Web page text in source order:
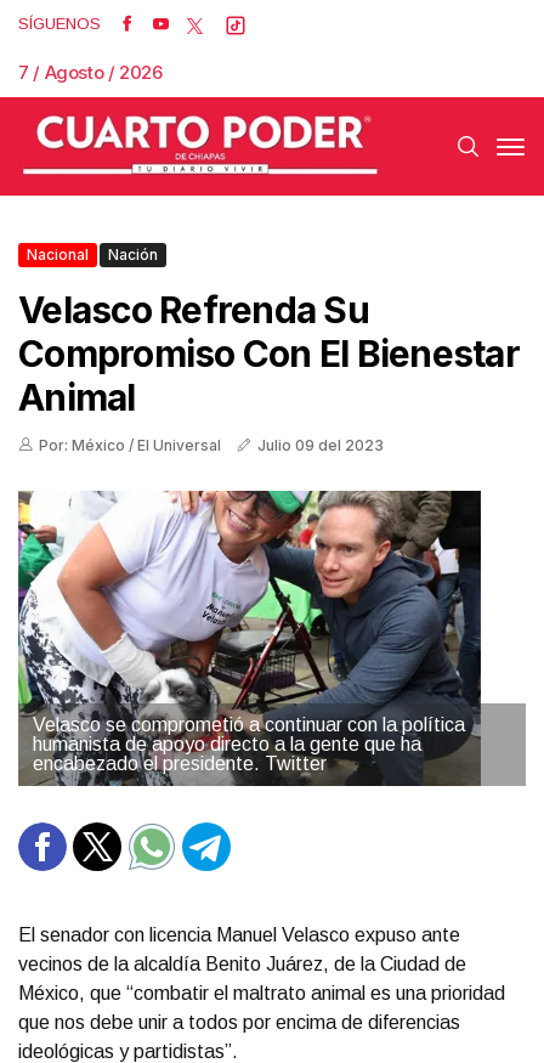
SÍGUENOS
7 / Agosto / 2026
Nacional Nación
Velasco Refrenda Su
Compromiso Con El Bienestar
Animal
Por: México / El Universal Julio 09 del 2023
Velasco se comprometió a continuar con la política
humanista de apoyo directo a la gente que ha
encabezado el presidente. Twitter
El senador con licencia Manuel Velasco expuso ante
vecinos de la alcaldía Benito Juárez, de la Ciudad de
México, que “combatir el maltrato animal es una prioridad
que nos debe unir a todos por encima de diferencias
ideológicas y partidistas”.